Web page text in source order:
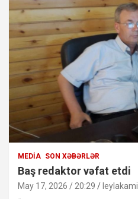
MEDIA SON XƏBƏRLƏR
Baş redaktor vəfat etdi
May 17, 2026 / 20:29 leylakamil